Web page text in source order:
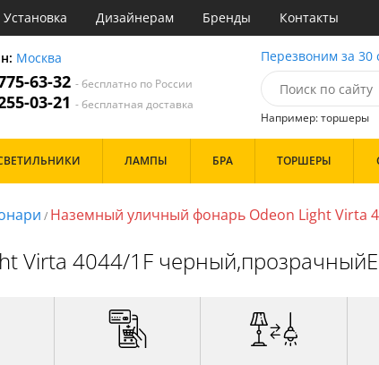
Установка Дизайнерам Бренды Контакты
Москва
63-32- бесплатно по России
03-21- бесплатная доставка
Перезвоним за 30
Например: торшеры
и прихожая
Золото
Черные
ЛАМПЫ БРА ТОРШЕРЫ
/ Наземный уличный фонарь Odeon Light Virta
Virta 4044/1F